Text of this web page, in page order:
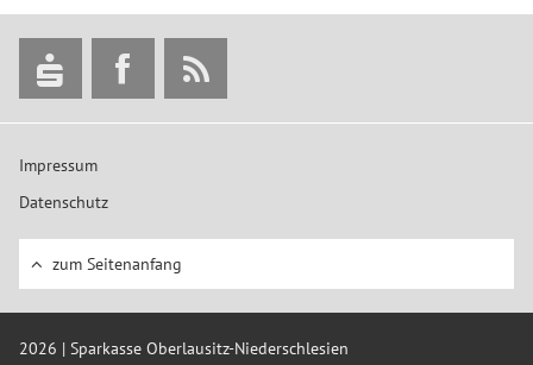
Impressum
Datenschutz
zum Seitenanfang
2026 | Sparkasse Oberlausitz-Niederschlesien